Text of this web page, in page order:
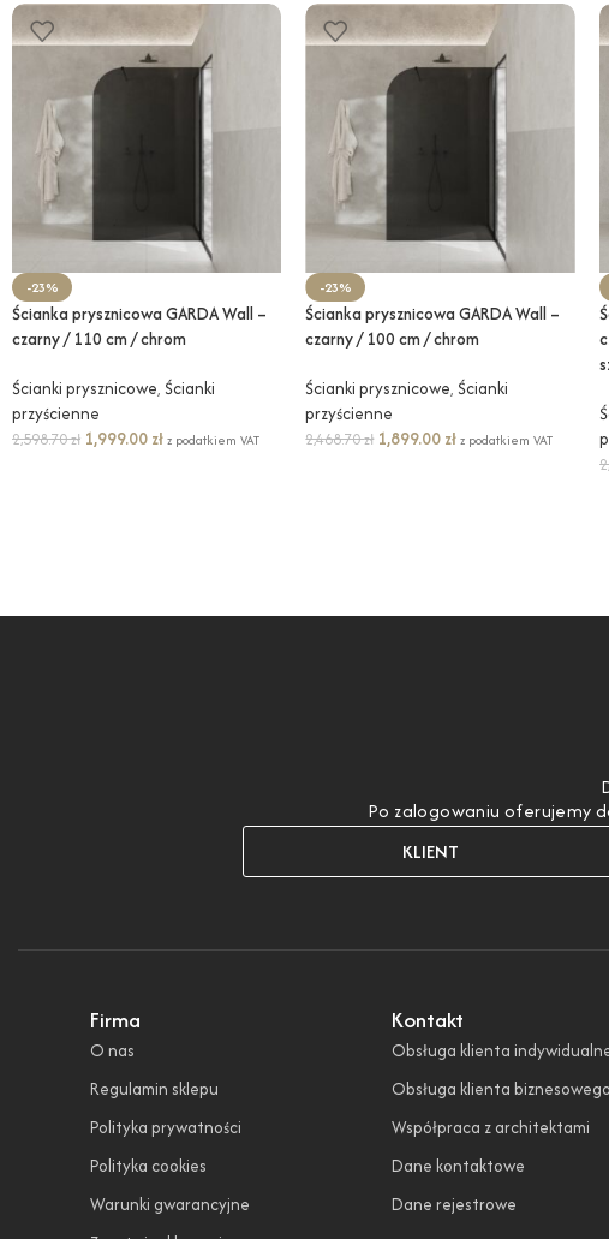
-23%
Ścianka prysznicowa GARDA Wall –
czarny / 110 cm / chrom
Ścianki prysznicowe, Ścianki
przyścienne
2,598.70zł 1,999.00 złz podatkiem VAT
-23%
Ścianka prysznicowa GARDA Wall –
czarny / 100 cm / chrom
Ścianki prysznicowe, Ścianki
przyścienne
2,468.70zł 1,899.00 zł z podatkiem VAT
Po zalogowaniu oferujemy
KLIENT
Firma
O nas
Regulamin sklepu
Polityka prywatności
Polityka cookies
Warunki gwarancyjne
Kontakt
Obsługa klienta
Obsługa klienta biznesowego
Współpraca z architektami
Dane kontaktowe
Dane rejestrowe